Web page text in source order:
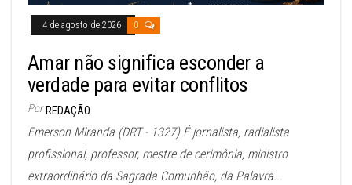
4 de agosto de 2026 0
Amar não significa esconder a
verdade para evitar conflitos
Por REDAÇÃO
Emerson Miranda (DRT - 1327) É jornalista, radialista
profissional, professor, mestre de cerimônia, ministro
extraordinário da Sagrada Comunhão, da Palavra...